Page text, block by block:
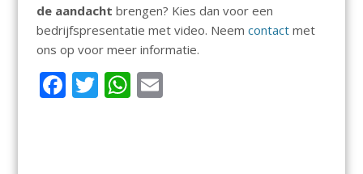
de aandacht brengen? Kies dan voor een
bedrijfspresentatie met video. Neem contactmet
ons op voor meer informatie.
F T W E